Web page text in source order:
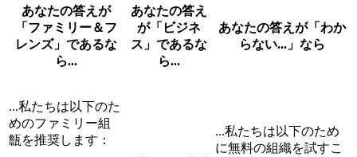
あなたの答えが
「ファミリー＆フ
レンズ」であるな
ら...
あなたの答え
が「ビジネ
ス」であるな
ら...
あなたの答えが「わか
らない...」なら
...私たちは以下のた
めのファミリー組
甔を推奨します：
...私たちは以下のため
に無料の組織を試すこ